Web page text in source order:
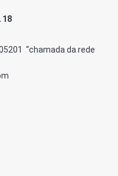
18
“chamada da rede